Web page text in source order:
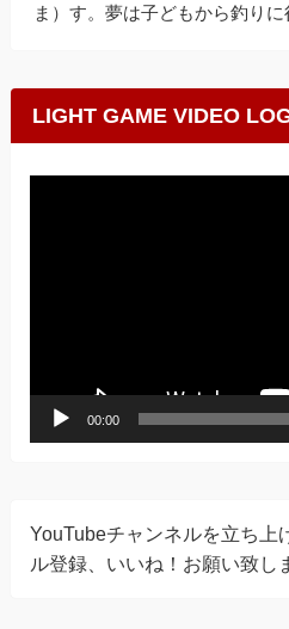
ま）す。夢は子どもから釣りに
LIGHT GAME VIDEO
00:00
YouTubeチャンネルを立ち上
ル登録、いいね！お願い致し